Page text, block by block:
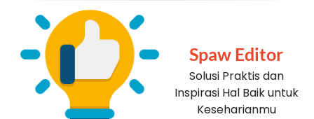
Spaw Editor
Solusi Praktis dan
Inspirasi Hal Baik untuk
Keseharianmu